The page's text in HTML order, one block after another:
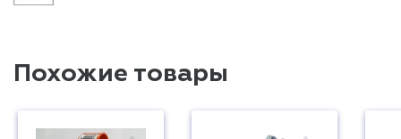
Похожие товары